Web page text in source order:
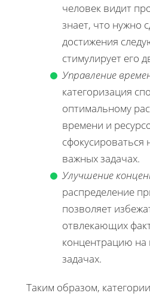
человек видит
знает, что нужно
достижения
стимулирует его
Управление
категоризация
оптимальному
времени и
сфокусироваться
важных задачах.
Улучшение
распределение
позволяет
отвлекающих
концентрацию на
задачах.
Таким образом,